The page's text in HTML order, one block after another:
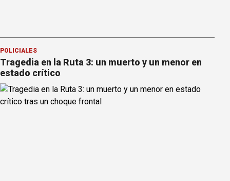
POLICIALES
Tragedia en la Ruta 3: un muerto y un menor en
estado crítico